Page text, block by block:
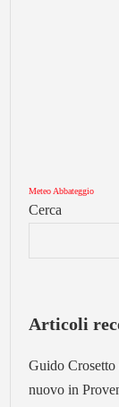
Meteo Abbateggio
Cerca
Articoli
Guido Crosetto
nuovo in